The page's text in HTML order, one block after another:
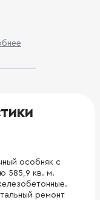
особняк с
585,9 кв. м.
ремонт